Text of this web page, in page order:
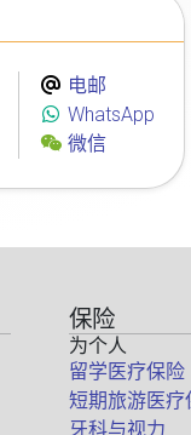
电邮
WhatsApp
微信
保险
为个人
留学医疗保险
短期旅游医疗
牙科与视力